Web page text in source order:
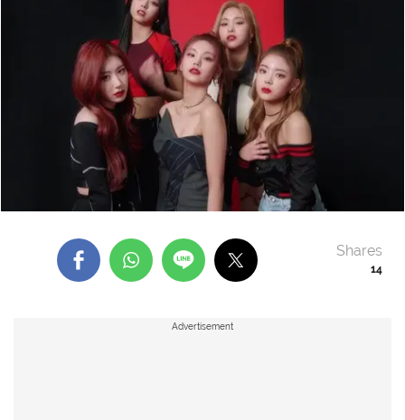
14
Shares
Advertisement